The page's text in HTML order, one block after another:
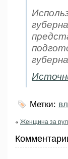
Метки:
« Женщина за